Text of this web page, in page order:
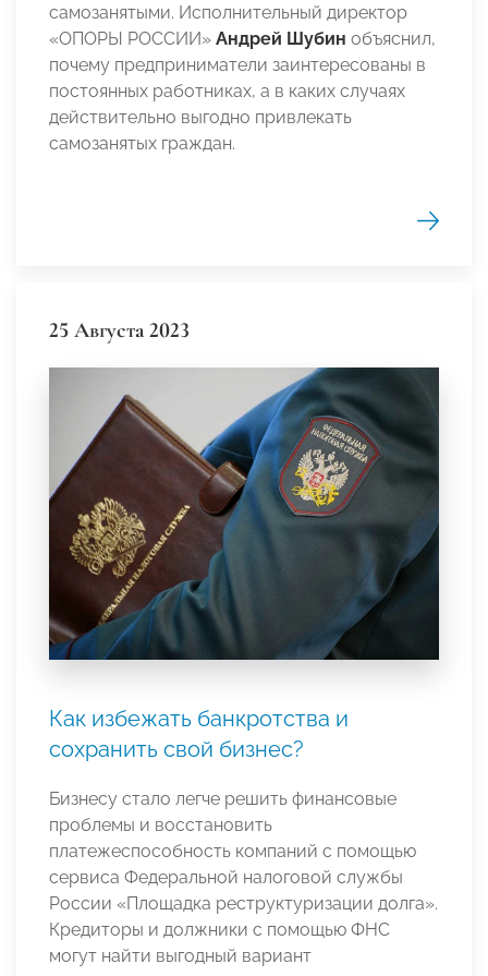
самозанятыми. Исполнительный директор
«ОПОРЫ РОССИИ» Андрей Шубин объяснил,
почему предприниматели заинтересованы в
постоянных работниках, а в каких случаях
действительно выгодно привлекать
самозанятых граждан.
25 Августа 2023
Как избежать банкротства и
сохранить свой бизнес?
Бизнесу стало легче решить финансовые
проблемы и восстановить
платежеспособность компаний с помощью
сервиса Федеральной налоговой службы
России «Площадка реструктуризации долга».
Кредиторы и должники с помощью ФНС
могут найти выгодный вариант